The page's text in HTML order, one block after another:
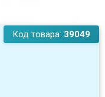
Код товара: 39049